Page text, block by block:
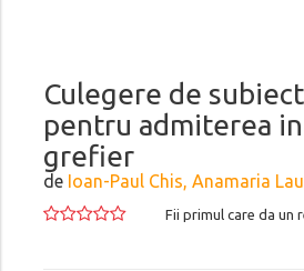
Culegere de
pentru admiterea
grefier
de Ioan-Paul Chis, Anamaria
Fii primul care da un